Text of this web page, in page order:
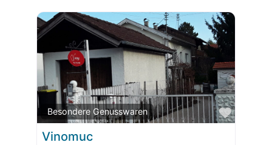
Besondere Genusswaren
Favorit
Vinomuc